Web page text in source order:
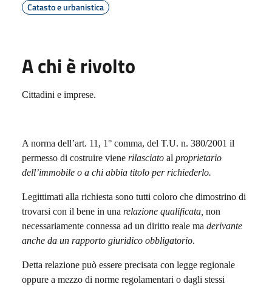
Catasto e urbanistica
A chi è rivolto
Cittadini e imprese.
A norma dell’art. 11, 1° comma, del T.U. n. 380/2001 il
permesso di costruire viene rilasciato al proprietario
dell’immobile o a chi abbia titolo per richiederlo.
Legittimati alla richiesta sono tutti coloro che dimostrino di
trovarsi con il bene in una relazione qualificata, non
necessariamente connessa ad un diritto reale ma derivante
anche da un rapporto giuridico obbligatorio.
Detta relazione può essere precisata con legge regionale
oppure a mezzo di norme regolamentari o dagli stessi